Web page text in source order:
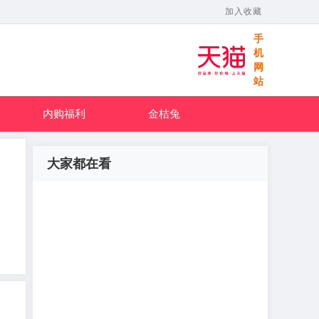
加入收藏
手
机
网
站
内购福利 金桔兔
大家都在看